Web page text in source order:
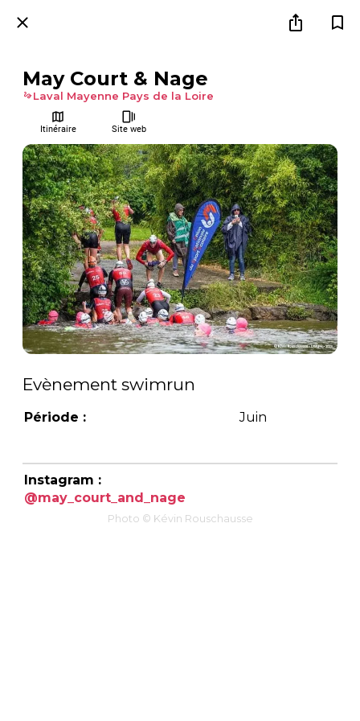
May Court & Nage
Laval Mayenne Pays de la Loire
Itinéraire Site web
Evènement swimrun
Période : Juin
Instagram :
@may_court_and_nage
Photo © Kévin Rouschausse